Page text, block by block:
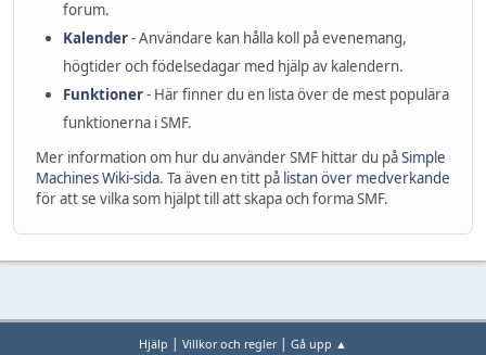
forum.
Kalender- Användare kan hålla koll på evenemang,
högtider och födelsedagar med hjälp av kalendern.
Funktioner- Här finner du en lista över de mest populära
funktionerna i SMF.
Mer information om hur du använder SMF hittar du påSimple
Machines Wiki-sida. Ta även en titt på listan över medverkande
för att se vilka som hjälpt till att skapa och forma SMF.
Hjälp | Villkor och regler| Gå upp ▲